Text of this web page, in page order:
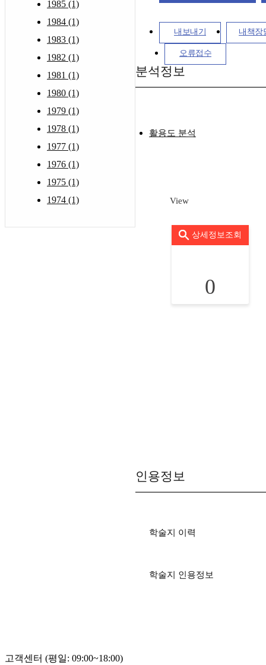
1985 (1)
1984 (1)
1983 (1)
1982 (1)
1981 (1)
1980 (1)
1979 (1)
1978 (1)
1977 (1)
1976 (1)
1975 (1)
1974 (1)
내보내기 내책장
오류접수
분석정보
활용도 분석
View
상세정보조회
0
인용정보
학술지 이력
학술지 인용정보
고객센터 (평일: 09:00~18:00)